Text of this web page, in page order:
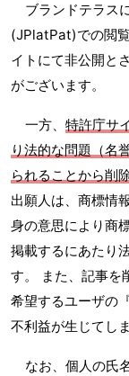
ブランドテラス
(JPlatPat)での閲
イトにて非公開と
がございます。
一方、 特許庁サ
り法的な問題（名
られることから削
出願人は、商標情
身の意思により商
掲載するにあたり
す。 また、記事を
希望するユーザの
不利益が生じてし
なお、個人の氏